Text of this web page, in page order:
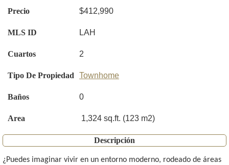
Precio $412,990
MLS ID LAH
Cuartos 2
Tipo De Propiedad Townhome
Baños 0
Area 1,324 sq.ft. (123 m2)
Descripción
¿Puedes imaginar vivir en un entorno moderno, rodeado de áreas